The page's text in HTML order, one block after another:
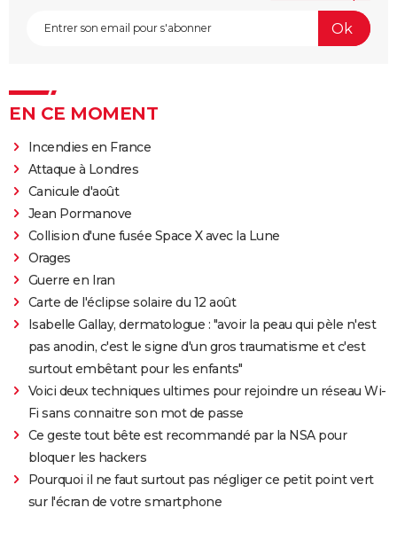
EN CE MOMENT
Incendies en France
Attaque à Londres
Canicule d'août
Jean Pormanove
Collision d'une fusée Space X avec la Lune
Orages
Guerre en Iran
Carte de l'éclipse solaire du 12 août
Isabelle Gallay, dermatologue : "avoir la peau qui pèle n'est
pas anodin, c'est le signe d'un gros traumatisme et c'est
surtout embêtant pour les enfants"
Voici deux techniques ultimes pour rejoindre un réseau Wi-
Fi sans connaitre son mot de passe
Ce geste tout bête est recommandé par la NSA pour
bloquer les hackers
Pourquoi il ne faut surtout pas négliger ce petit point vert
sur l'écran de votre smartphone